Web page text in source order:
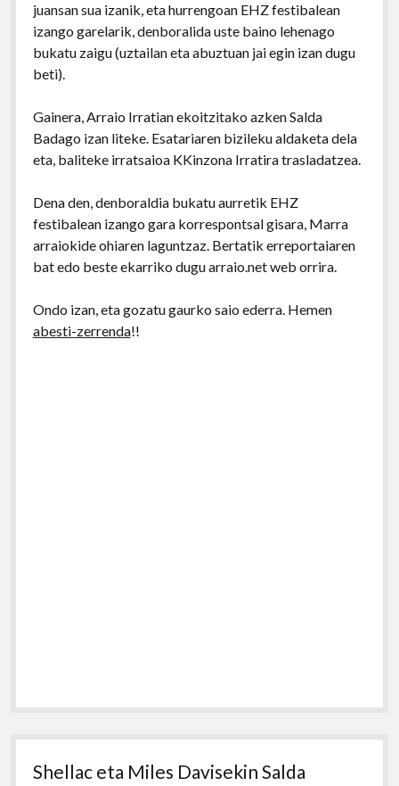
juansan sua izanik, eta hurrengoan EHZ festibalean
izango garelarik, denboralida uste baino lehenago
bukatu zaigu (uztailan eta abuztuan jai egin izan dugu
beti).
Gainera, Arraio Irratian ekoitzitako azken Salda
Badago izan liteke. Esatariaren bizileku aldaketa dela
eta, baliteke irratsaioa KKinzona Irratira trasladatzea.
Dena den, denboraldia bukatu aurretik EHZ
festibalean izango gara korrespontsal gisara, Marra
arraiokide ohiaren laguntzaz. Bertatik erreportaiaren
bat edo beste ekarriko dugu arraio.net web orrira.
Ondo izan, eta gozatu gaurko saio ederra. Hemen
abesti-zerrenda!!
Shellac eta Miles Davisekin Salda